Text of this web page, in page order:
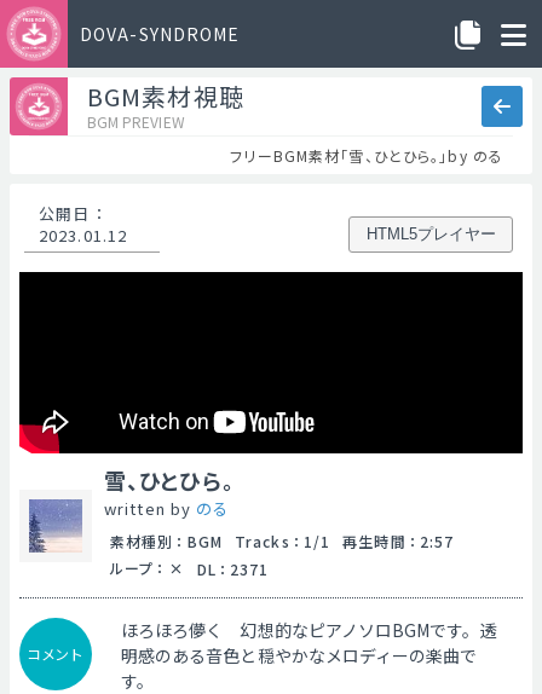
DOVA-SYNDROME
BGM素材視聴
BGM PREVIEW
フリーBGM素材「雪、ひとひら。」by のる
公開日 ：
2023.01.12
HTML5プレイヤー
雪、ひとひら。
written by のる
素材種別 ： BGM Tracks ： 1/1 再生時間 ： 2:57
ループ ： DL ： 2371
コメント
ほろほろ儚く 幻想的なピアノソロBGMです。透
明感のある音色と穏やかなメロディーの楽曲で
す。